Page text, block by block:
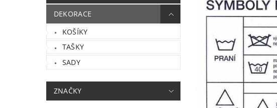
DEKORACE
KOŠÍKY
TAŠKY
SADY
ZNAČKY